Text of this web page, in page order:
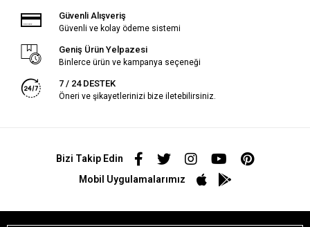
Güvenli Alışveriş
Güvenli ve kolay ödeme sistemi
Geniş Ürün Yelpazesi
Binlerce ürün ve kampanya seçeneği
7 / 24 DESTEK
Öneri ve şikayetlerinizi bize iletebilirsiniz.
Bizi Takip Edin
Mobil Uygulamalarımız